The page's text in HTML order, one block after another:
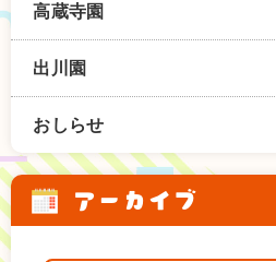
高蔵寺園
出川園
おしらせ
アーカイブ